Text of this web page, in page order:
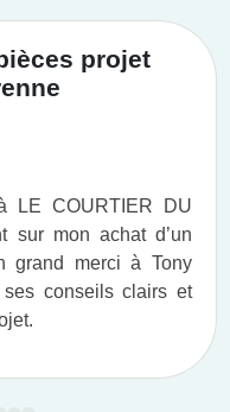
projet
LE COURTIER DU
sur mon achat d’un
grand merci à Tony
conseils clairs et